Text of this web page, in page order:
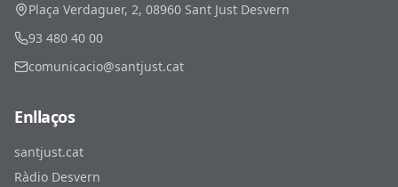
Plaça Verdaguer, 2, 08960 Sant Just Desvern
93 480 40 00
comunicacio@santjust.cat
Enllaços
santjust.cat
Ràdio Desvern